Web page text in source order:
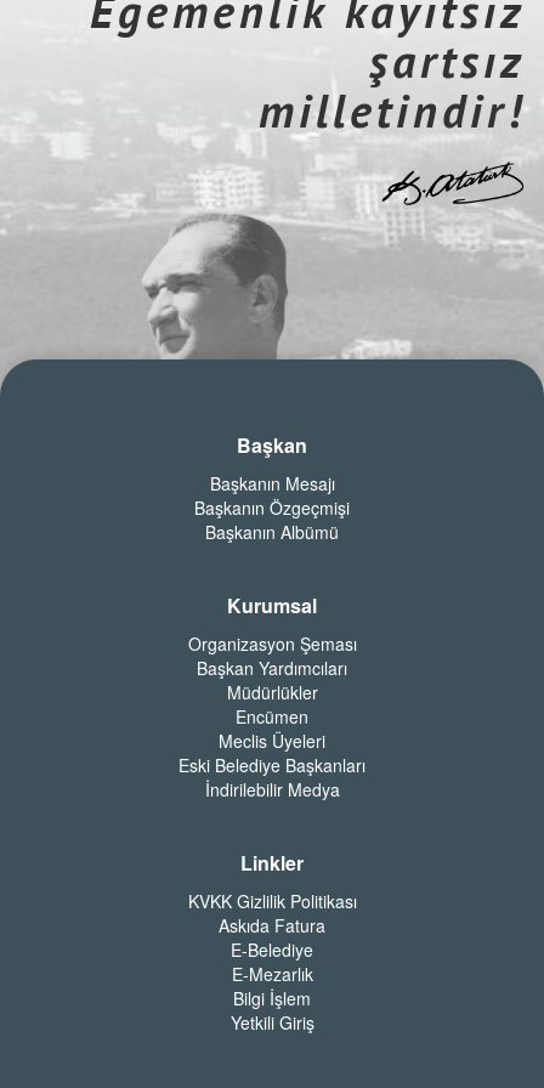
şartsız
milletindir!
Başkan
Başkanın Mesajı
Başkanın Özgeçmişi
Başkanın Albümü
Kurumsal
Organizasyon Şeması
Başkan Yardımcıları
Müdürlükler
Encümen
Meclis Üyeleri
Eski Belediye Başkanları
İndirilebilir Medya
Linkler
KVKK Gizlilik Politikası
Askıda Fatura
E-Belediye
E-Mezarlık
Bilgi İşlem
Yetkili Giriş